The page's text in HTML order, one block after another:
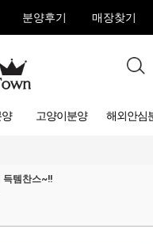
분양후기 매장찾기
고양이분양 해외안심
템찬스~!!